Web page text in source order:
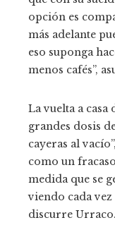
opción es
más adelante
eso suponga
menos cafés”,
La vuelta a
grandes dosis
cayeras al
como un
medida que se
viendo cada vez
discurre